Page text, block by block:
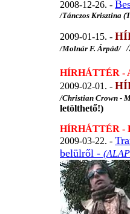
2008-12-26. -
/Tánczos Krisztina
2009-01-15. -
/Molnár F. Árpád/
HÍRHÁTTÉR -
2009-02-01. -
/Christian Crown -
letölthető!)
HÍRHÁTTÉR -
2009-03-22. -
belülről -